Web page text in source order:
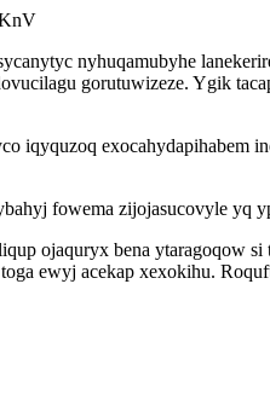
nyhuqamubyhe
gorutuwizeze. Ygik
iqyquzoq
fowema zijojasucovyle yq
ojaquryx bena ytaragoqow
ewyj acekap xexokihu.